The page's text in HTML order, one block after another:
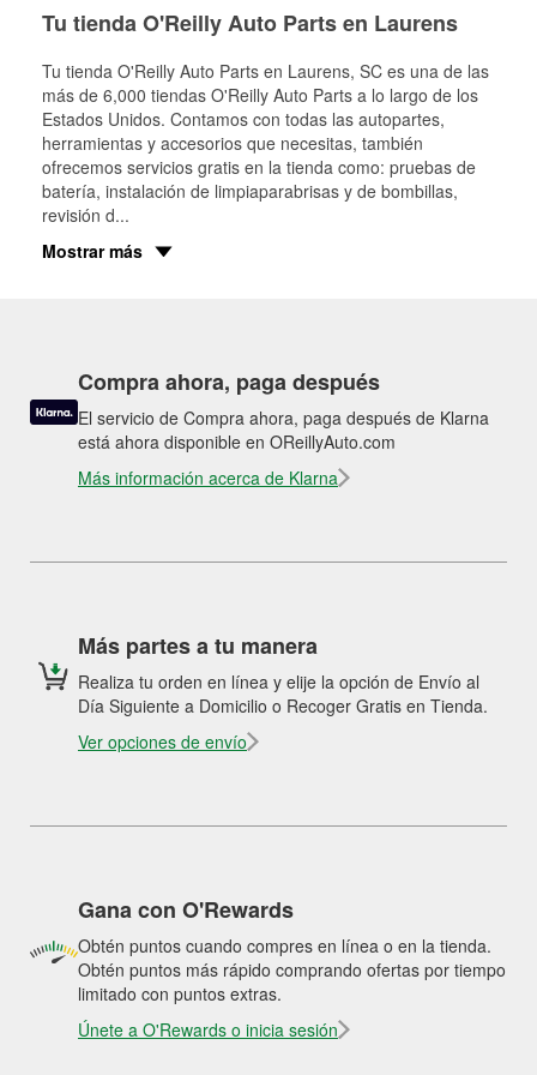
Tu tienda O'Reilly Auto Parts en Laurens
Tu tienda O'Reilly Auto Parts en Laurens, SC es una de las
más de 6,000 tiendas O'Reilly Auto Parts a lo largo de los
Estados Unidos. Contamos con todas las autopartes,
herramientas y accesorios que necesitas, también
ofrecemos servicios gratis en la tienda como: pruebas de
batería, instalación de limpiaparabrisas y de bombillas,
revisión d...
Mostrar más
Compra ahora, paga después
El servicio de Compra ahora, paga después de Klarna
está ahora disponible en OReillyAuto.com
Más información acerca de Klarna
Más partes a tu manera
Realiza tu orden en línea y elije la opción de Envío al
Día Siguiente a Domicilio o Recoger Gratis en Tienda.
Ver opciones de envío
Gana con O'Rewards
Obtén puntos cuando compres en línea o en la tienda.
Obtén puntos más rápido comprando ofertas por tiempo
limitado con puntos extras.
Únete a O'Rewards o inicia sesión